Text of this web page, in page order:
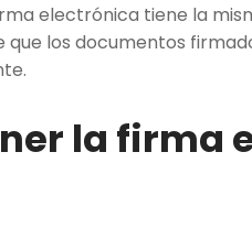
electrónica tiene la
que los documentos
la firma